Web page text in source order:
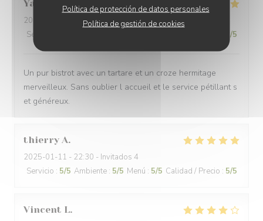
Política de protección de datos personales
Política de gestión de cookies
Yannick R
2025-01-13
- 20:30 - Invitados 2
Servicio
/5
Un pur bistrot avec un tartare et un croze hermitage
merveilleux. Sans oublier l accueil et le service pétillant s
et généreux.
thierry A
2025-01-11 - 22:30 - Invitados 4
Servicio : 5/5 Ambiente : 5/5 Menú : 5/5 Calidad / Precio : 5/5
Vincent L